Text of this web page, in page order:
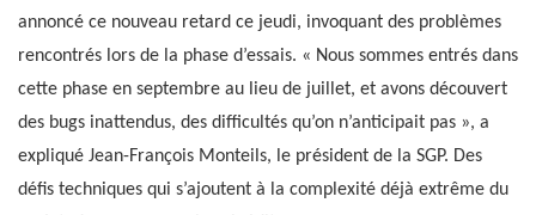
annoncé ce nouveau retard ce jeudi, invoquant des problèmes
rencontrés lors de la phase d’essais. « Nous sommes entrés dans
cette phase en septembre au lieu de juillet, et avons découvert
des bugs inattendus, des difficultés qu’on n’anticipait pas », a
expliqué Jean-François Monteils, le président de la SGP. Des
défis techniques qui s’ajoutent à la complexité déjà extrême du